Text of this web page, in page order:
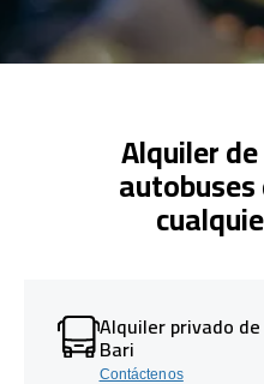
Alquiler
Alquiler privado
Bari
Contáctenos